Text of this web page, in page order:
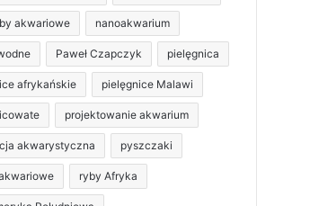
akwariowe nanoakwarium
Paweł Czapczyk pielęgnica
afrykańskie pielęgnice Malawi
projektowanie akwarium
akwarystyczna pyszczaki
ryby Afryka